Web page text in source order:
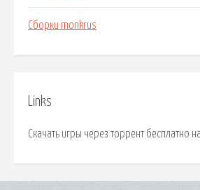
Сборки monkrus
Links
Скачать игры через торрент бесплатно